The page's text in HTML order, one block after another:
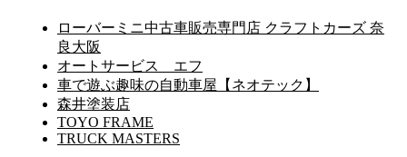
ローバーミニ中古車販売専門店 クラフトカーズ 奈
良大阪
オートサービス エフ
車で遊ぶ趣味の自動車屋【ネオテック】
森井塗装店
TOYO FRAME
TRUCK MASTERS